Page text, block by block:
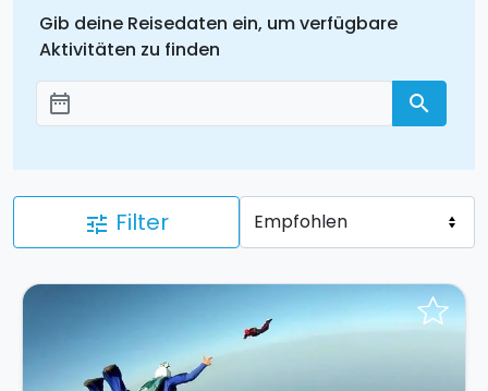
Gib deine Reisedaten ein, um verfügbare
Aktivitäten zu finden
Добавить даты
date_range search
tune Filter